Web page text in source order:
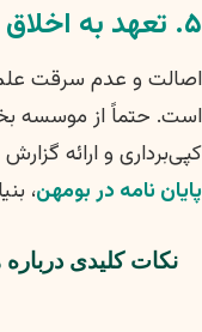
۵. تعهد به اخلاق حرفه‌ای و عدم کپی‌برداری
اصالت و عدم سرقت
است. حتماً از موسسه
کپی‌برداری و ارائه
پایان نامه در بومهن،
نکات کلیدی درباره